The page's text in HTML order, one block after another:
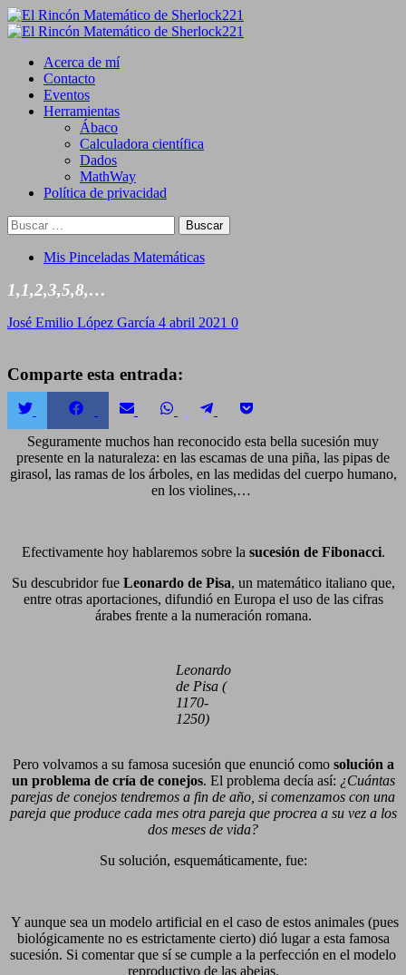
Saltar
al
Primary
Acerca de mí
Contacto
Eventos
Herramientas
Ábaco
Calculadora científica
Dados
MathWay
Política de privacidad
Buscar:
Mis Pinceladas Matemáticas
1,1,2,3,5,8,…
José Emilio López García 4 abril 2021 0
Comparte esta entrada:
Compartir
Twitter
Compartir
Facebook
Compartir
Email
Compartir
WhatsApp
Compartir
TelegramPocket
Seguramente muchos han reconocido esta bella sucesión muy
presente en la naturaleza: en las escamas de una piña, las pipas de
girasol, las ramas de los árboles, en las medidas del cuerpo humano,
en los violines,…
Efectivamente hoy hablaremos sobre la sucesión de Fibonacci.
Su descubridor fue Leonardo de Pisa, un matemático italiano que,
entre otras aportaciones, difundió en Europa el uso de las cifras
árabes frente a la numeración romana.
Leonardo
de Pisa (
1170-
1250)
Pero volvamos a su famosa sucesión que enunció como solución a
un problema de cría de conejos. El problema decía así: ¿Cuántas
parejas de conejos tendremos a fin de año, si comenzamos con una
pareja que produce cada mes otra pareja que procrea a su vez a los
dos meses de vida?
Su solución, esquemáticamente, fue:
Y aunque sea un modelo artificial en el caso de estos animales (pues
biológicamente no es estrictamente cierto) dió lugar a esta famosa
sucesión. Si comentar que sí se cumple a la perfección en el modelo
reproductivo de las abejas.